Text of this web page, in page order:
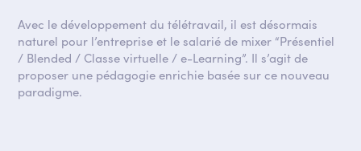
Avec le développement du télétravail, il est désormais
naturel pour l’entreprise et le salarié de mixer “Présentiel
/ Blended / Classe virtuelle / e-Learning”. Il s’agit de
proposer une pédagogie enrichie basée sur ce nouveau
paradigme.